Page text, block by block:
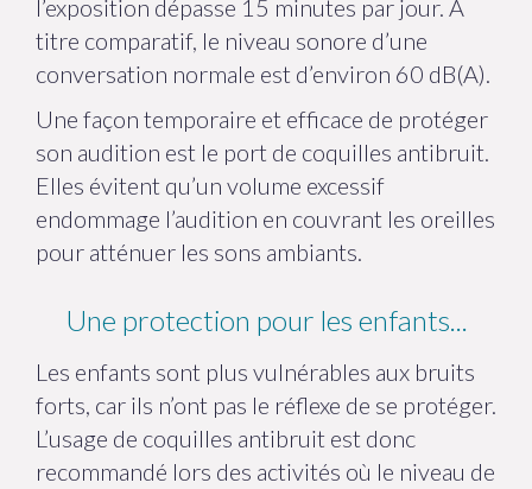
l’exposition dépasse 15 minutes par jour. À
titre comparatif, le niveau sonore d’une
conversation normale est d’environ 60 dB(A).
Une façon temporaire et efficace de protéger
son audition est le port de coquilles antibruit.
Elles évitent qu’un volume excessif
endommage l’audition en couvrant les oreilles
pour atténuer les sons ambiants.
Une protection pour les enfants...
Les enfants sont plus vulnérables aux bruits
forts, car ils n’ont pas le réflexe de se protéger.
L’usage de coquilles antibruit est donc
recommandé lors des activités où le niveau de